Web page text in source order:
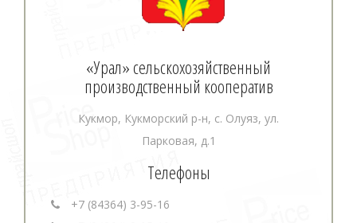
«Урал» сельскохозяйственный
производственный кооператив
Кукмор, Кукморский р-н, с. Олуяз, ул.
Парковая, д.1
Телефоны
+7 (84364) 3-95-16